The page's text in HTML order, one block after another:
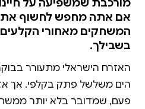
מורכבת שמשפיעה על
אם אתה מחפש לחשוף את
המשחקים מאחורי
בשבילך.
האזרח הישראלי מתעורר
הים משלשל פתק בקלפי. אך
פעם, שמדובר בלא יותר